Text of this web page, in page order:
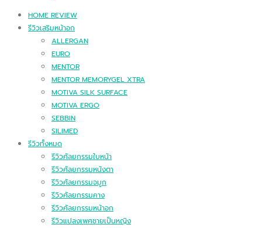
HOME REVIEW
รีวิวเสริมหน้าอก
ALLERGAN
EURO
MENTOR
MENTOR MEMORYGEL XTRA
MOTIVA SILK SURFACE
MOTIVA ERGO
SEBBIN
SILIMED
รีวิวทั้งหมด
รีวิวศัลยกรรมใบหน้า
รีวิวศัลยกรรมหนังตา
รีวิวศัลยกรรมจมูก
รีวิวศัลยกรรมคาง
รีวิวศัลยกรรมหน้าอก
รีวิวแปลงเพศชายเป็นหญิง